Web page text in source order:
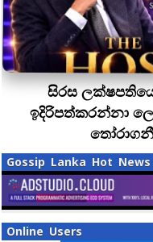
සිරස
ඉදිරිපත්කරන්නා
Gossip Lanka Hot News
Online Users